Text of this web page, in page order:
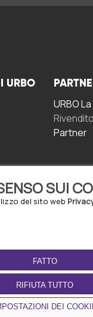
SUI
del sito web
FATTO
RIFIUTA TUTTO
DEI
URBO
URBO
Partner